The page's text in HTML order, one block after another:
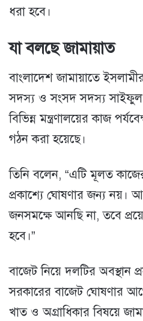
ধরা হবে।
যা বলছে জামায়াত
বাংলাদেশ জামায়াতে ইসলামীর
সদস্য ও সংসদ সদস্য
বিভিন্ন মন্ত্রণালয়ের কাজ
গঠন করা হয়েছে।
তিনি বলেন, “এটি মূলত
প্রকাশ্যে ঘোষণার জন্য নয়।
জনসমক্ষে আনছি না, তবে
হবে।”
বাজেট নিয়ে দলটির অবস্থান
সরকারের বাজেট ঘোষণার
খাত ও অগ্রাধিকার বিষয়ে